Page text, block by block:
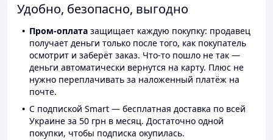
Удобно, безопасно, выгодно
Пром-оплата защищает каждую покупку: продавец
получает деньги только после того, как покупатель
осмотрит и заберёт заказ. Что-то пошло не так —
деньги автоматически вернутся на карту. Плюс не
нужно переплачивать за наложенный платёж на
почте.
С подпиской Smart — бесплатная доставка по всей
Украине за 50 грн в месяц. Достаточно одной
покупки, чтобы подписка окупилась.